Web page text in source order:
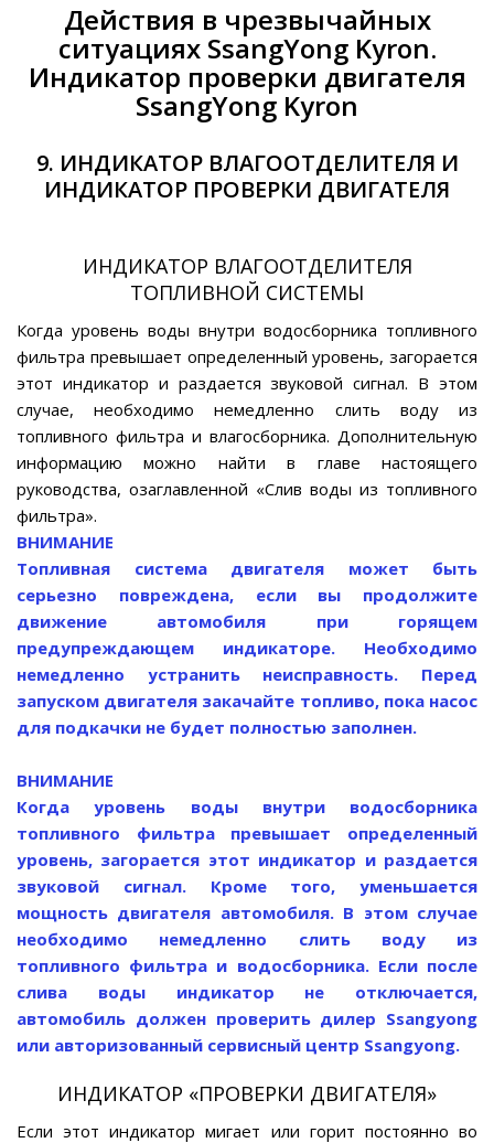
Действия в чрезвычайных
ситуациях SsangYong Kyron.
Индикатор проверки двигателя
SsangYong Kyron
9. ИНДИКАТОР ВЛАГООТДЕЛИТЕЛЯ И
ИНДИКАТОР ПРОВЕРКИ ДВИГАТЕЛЯ
ИНДИКАТОР ВЛАГООТДЕЛИТЕЛЯ
ТОПЛИВНОЙ СИСТЕМЫ
Когда уровень воды внутри водосборника топливного
фильтра превышает определенный уровень, загорается
этот индикатор и раздается звуковой сигнал. В этом
случае, необходимо немедленно слить воду из
топливного фильтра и влагосборника. Дополнительную
информацию можно найти в главе настоящего
руководства, озаглавленной «Слив воды из топливного
фильтра».
ВНИМАНИЕ
Топливная система двигателя может быть
серьезно повреждена, если вы продолжите
движение автомобиля при горящем
предупреждающем индикаторе. Необходимо
немедленно устранить неисправность. Перед
запуском двигателя закачайте топливо, пока насос
для подкачки не будет полностью заполнен.
ВНИМАНИЕ
Когда уровень воды внутри водосборника
топливного фильтра превышает определенный
уровень, загорается этот индикатор и раздается
звуковой сигнал. Кроме того, уменьшается
мощность двигателя автомобиля. В этом случае
необходимо немедленно слить воду из
топливного фильтра и водосборника. Если после
слива воды индикатор не отключается,
автомобиль должен проверить дилер Ssangyong
или авторизованный сервисный центр Ssangyong.
ИНДИКАТОР «ПРОВЕРКИ ДВИГАТЕЛЯ»
Если этот индикатор мигает или горит постоянно во